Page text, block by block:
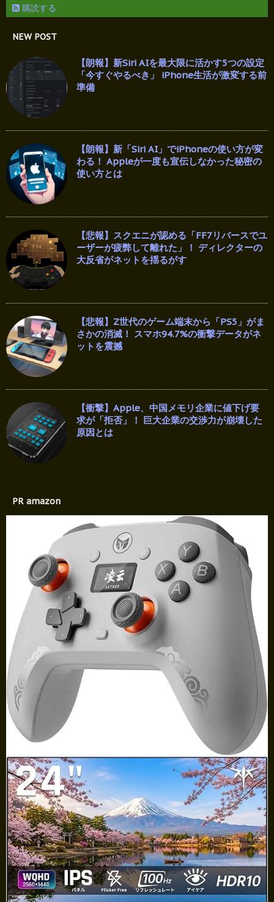
購読する
NEW POST
【朗報】新Siri AIを最大限に活かす5つの設定
「今すぐやるべき」 iPhone生活が激変する前
準備
【朗報】新「Siri AI」でiPhoneの使い方が変
わる！ Appleが一度も宣伝しなかった秘密の
使い方とは
【悲報】スクエニが認める「FF7リバースでユ
ーザーが疲弊して離れた」！ ディレクターの
大反省がネットを揺るがす
【悲報】Z世代のゲーム端末から「PS5」がま
さかの消滅！ スマホ94.7%の衝撃データがネ
ットを震撼
【衝撃】Apple、中国メモリ企業に値下げ要
求が「拒否」！ 巨大企業の交渉力が崩壊した
原因とは
PR amazon